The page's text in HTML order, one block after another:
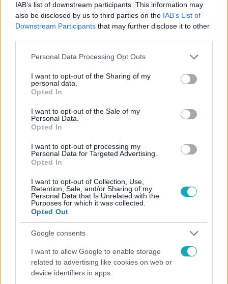
IAB’s list of downstream participants. This information may
also be disclosed by us to third parties on the IAB’s List of
Downstream Participants that may further disclose it to other
Please note that this website/app uses one or more Google
not limited to your visit or usage behaviour. You may click to
grant or deny consent to Google and its third-party tags to
use your data for below specified purposes in below Google
consent section.
Personal Data Processing Opt Outs
I want to opt-out of the Sharing of my
personal data.
Opted In
I want to opt-out of the Sale of my
Personal Data.
Opted In
I want to opt-out of processing my
Personal Data for Targeted Advertising.
Opted In
I want to opt-out of Collection, Use,
Retention, Sale, and/or Sharing of my
Personal Data that Is Unrelated with the
Purposes for which it was collected.
Opted Out
Google consents
I want to allow Google to enable storage
related to advertising like cookies on web or
device identifiers in apps.
Facebookon is!
Követem
MURI ENIKŐ #OLÁH GERGŐ #VOKSÁN VIRÁG
GYEREKEK #